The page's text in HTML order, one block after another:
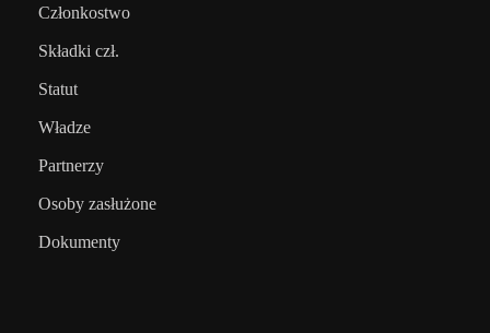
Członkostwo
Składki czł.
Statut
Władze
Partnerzy
Osoby zasłużone
Dokumenty